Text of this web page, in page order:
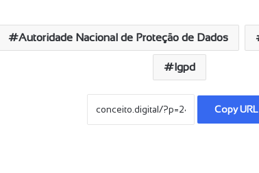
Autoridade Nacional de Proteção de Dados
lgpd
Copy URL